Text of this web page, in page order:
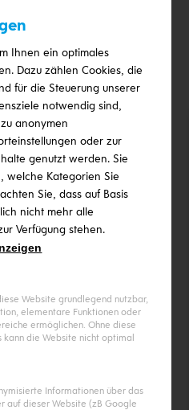
nutzen
für
ein
Meissl hilft Ihnen, diese
Heizsysteme und
der Installation von
Sanierung Ihres Hauses
sondern auch finanziell
Ihnen ein optimales
Dazu zählen Cookies, die
für die Steuerung unserer
notwendig sind,
anonymen
oder zur
genutzt werden. Sie
welche Kategorien Sie
Sie, dass auf Basis
nicht mehr alle
Verfügung stehen.
Website grundlegend nutzbar,
elementare Funktionen oder
ermöglichen. Ohne diese
die Website nicht optimal
Informationen über das
auf dieser Website (zB Google